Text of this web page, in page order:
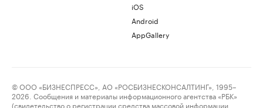
iOS
Android
AppGallery
© ООО «БИЗНЕСПРЕСС», АО «РОСБИЗНЕСКОНСАЛТИНГ», 1995–
2026. Сообщения и материалы информационного агентства «РБК»
(свидетельство о регистрации средства массовой информации